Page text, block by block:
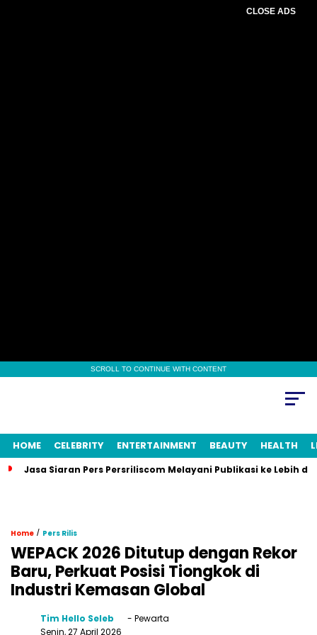
CLOSE ADS
SCROLL TO CONTINUE WITH CONTENT
HOME CELEBRITY ENTERTAINMENT BEAUTY HEALTH
Jasa Siaran Pers Persriliscom Melayani Publikasi ke Lebih
Home / Pers Rilis
WEPACK 2026 Ditutup dengan Rekor
Baru, Perkuat Posisi Tiongkok di
Industri Kemasan Global
Tim Hello Seleb
- Pewarta
Senin, 27 April 2026